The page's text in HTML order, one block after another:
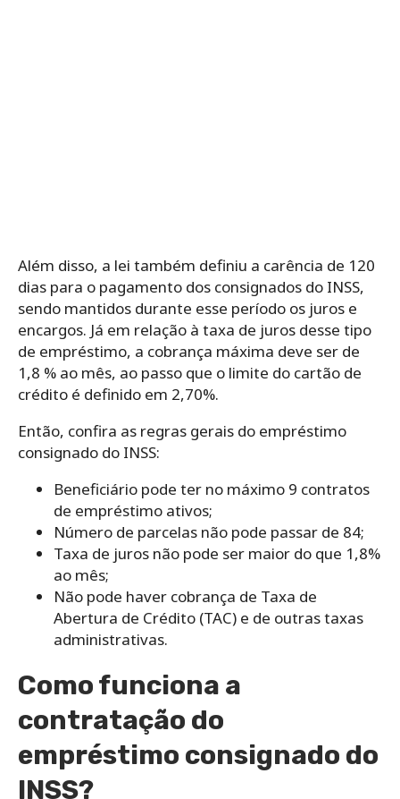
Além disso, a lei também definiu a carência de 120
dias para o pagamento dos consignados do INSS,
sendo mantidos durante esse período os juros e
encargos. Já em relação à taxa de juros desse tipo
de empréstimo, a cobrança máxima deve ser de
1,8 % ao mês, ao passo que o limite do cartão de
crédito é definido em 2,70%.
Então, confira as regras gerais do empréstimo
consignado do INSS:
Beneficiário pode ter no máximo 9 contratos
de empréstimo ativos;
Número de parcelas não pode passar de 84;
Taxa de juros não pode ser maior do que 1,8%
ao mês;
Não pode haver cobrança de Taxa de
Abertura de Crédito (TAC) e de outras taxas
administrativas.
Como funciona a
contratação do
empréstimo consignado do
INSS?